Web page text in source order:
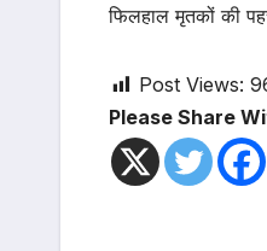
फिलहाल मृतकों की
Post Views:
Please Share